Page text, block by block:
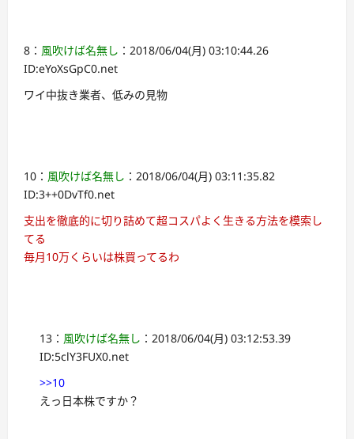
8： 風吹けば名無し ：2018/06/04(月) 03:10:44.26
ID:eYoXsGpC0.net
ワイ中抜き業者、低みの見物
10： 風吹けば名無し ：2018/06/04(月) 03:11:35.82
ID:3++0DvTf0.net
支出を徹底的に切り詰めて超コスパよく生きる方法を模索し
てる
毎月10万くらいは株買ってるわ
13： 風吹けば名無し ：2018/06/04(月) 03:12:53.39
ID:5clY3FUX0.net
>>10
えっ日本株ですか？